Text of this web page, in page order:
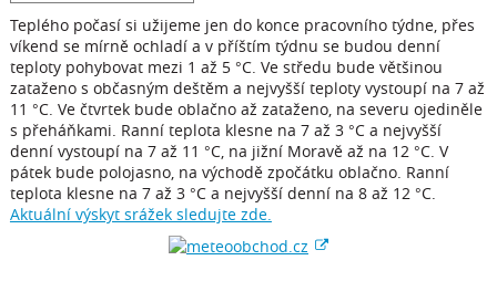
Teplého počasí si užijeme jen do konce pracovního týdne, přes
víkend se mírně ochladí a v příštím týdnu se budou denní
teploty pohybovat mezi 1 až 5 °C. Ve středu bude většinou
zataženo s občasným deštěm a nejvyšší teploty vystoupí na 7 až
11 °C. Ve čtvrtek bude oblačno až zataženo, na severu ojediněle
s přeháňkami. Ranní teplota klesne na 7 až 3 °C a nejvyšší
denní vystoupí na 7 až 11 °C, na jižní Moravě až na 12 °C. V
pátek bude polojasno, na východě zpočátku oblačno. Ranní
teplota klesne na 7 až 3 °C a nejvyšší denní na 8 až 12 °C.
Aktuální výskyt srážek sledujte zde.